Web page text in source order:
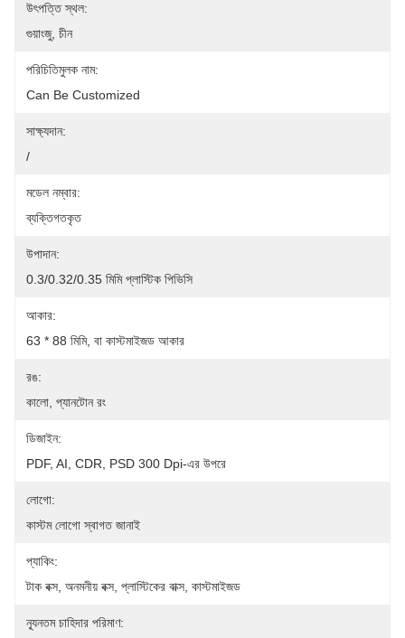
উৎপত্তি স্থল:
গুয়াংজু, চীন
পরিচিতিমুলক নাম:
Can Be Customized
সাক্ষ্যদান:
/
মডেল নম্বার:
ব্যক্তিগতকৃত
উপাদান:
0.3/0.32/0.35 মিমি প্লাস্টিক পিভিসি
আকার:
63 * 88 মিমি, বা কাস্টমাইজড আকার
রঙ:
কালো, প্যানটোন রং
ডিজাইন:
PDF, AI, CDR, PSD 300 Dpi-এর উপরে
লোগো:
কাস্টম লোগো স্বাগত জানাই
প্যাকিং:
টাক বক্স, অনমনীয় বক্স, প্লাস্টিকের বাক্স, কাস্টমাইজড
ন্যূনতম চাহিদার পরিমাণ: